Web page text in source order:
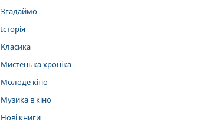
Згадаймо
Історія
Класика
Мистецька хроніка
Молоде кіно
Музика в кіно
Нові книги